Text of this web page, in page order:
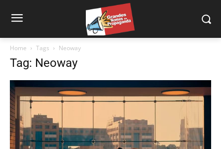
Home Tags Neoway
Tag: Neoway